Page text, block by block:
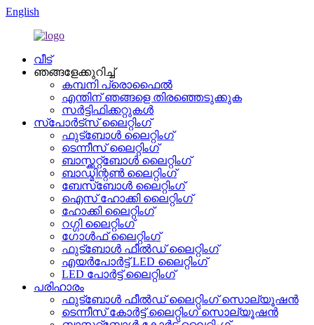
English
വീട്
ഞങ്ങളേക്കുറിച്ച്
കമ്പനി പ്രൊഫൈൽ
എന്തിന് ഞങ്ങളെ തിരഞ്ഞെടുക്കുക
സർട്ടിഫിക്കറ്റുകൾ
സ്പോർട്സ് ലൈറ്റിംഗ്
ഫുട്ബോൾ ലൈറ്റിംഗ്
ടെന്നീസ് ലൈറ്റിംഗ്
ബാസ്ക്കറ്റ്ബോൾ ലൈറ്റിംഗ്
ബാഡ്മിന്റൺ ലൈറ്റിംഗ്
ബേസ്ബോൾ ലൈറ്റിംഗ്
ഐസ് ഹോക്കി ലൈറ്റിംഗ്
ഹോക്കി ലൈറ്റിംഗ്
റഗ്ഗി ലൈറ്റിംഗ്
ഗോൾഫ് ലൈറ്റിംഗ്
ഫുട്ബോൾ ഫീൽഡ് ലൈറ്റിംഗ്
എയർപോർട്ട് LED ലൈറ്റിംഗ്
LED പോർട്ട് ലൈറ്റിംഗ്
പരിഹാരം
ഫുട്ബോൾ ഫീൽഡ് ലൈറ്റിംഗ് സൊല്യൂഷൻ
ടെന്നീസ് കോർട്ട് ലൈറ്റിംഗ് സൊല്യൂഷൻ